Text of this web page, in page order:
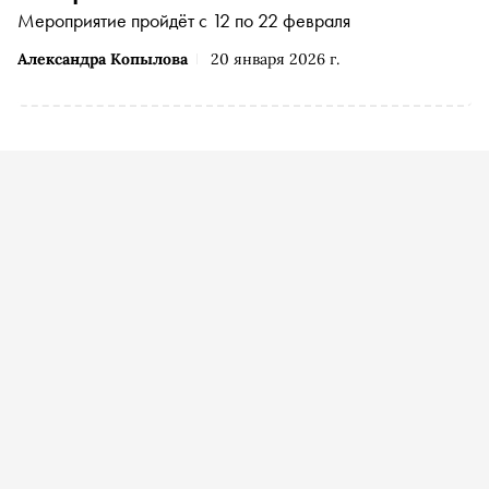
Александра Копылова 20 января 2026 г.
Мероприятие пройдёт с 12 по 22 февраля